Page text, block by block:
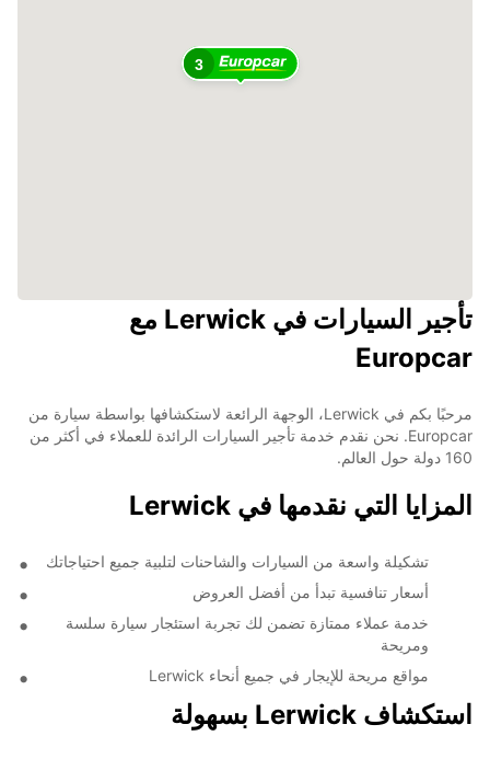
3
تأجير السيارات في Lerwick مع
Europcar
مرحبًا بكم في Lerwick، الوجهة الرائعة لاستكشافها بواسطة سيارة من
Europcar. نحن نقدم خدمة تأجير السيارات الرائدة للعملاء في أكثر من
160 دولة حول العالم.
المزايا التي نقدمها في Lerwick
تشكيلة واسعة من السيارات والشاحنات لتلبية جميع احتياجاتك
أسعار تنافسية تبدأ من أفضل العروض
خدمة عملاء ممتازة تضمن لك تجربة استئجار سيارة سلسة
ومريحة
مواقع مريحة للإيجار في جميع أنحاء Lerwick
استكشاف Lerwick بسهولة